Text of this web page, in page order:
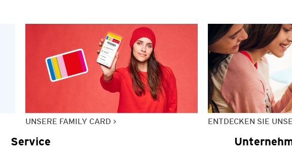
UNSERE FAMILY CARD ENTDECKEN SIE
Service